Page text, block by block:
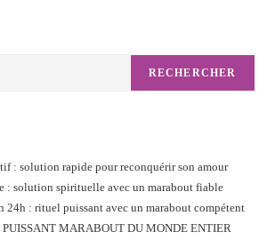
RECHERCHER
: solution rapide pour reconquérir son amour
: solution spirituelle avec un marabout fiable
24h : rituel puissant avec un marabout compétent
MARABOUT DU MONDE ENTIER